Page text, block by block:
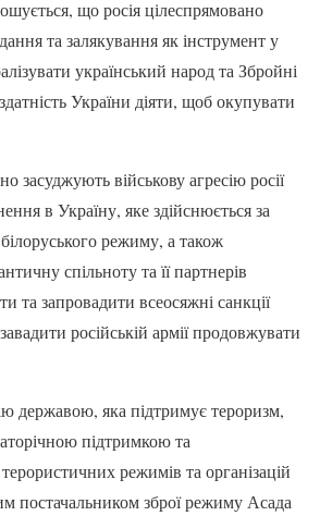
що росія цілеспрямовано
та залякування як інструмент у
український народ та Збройні
України діяти, щоб окупувати
засуджують військову агресію росії
в Україну, яке здійснюється за
режиму, а також
спільноту та її партнерів
та запровадити всеосяжні санкції
російській армії продовжувати
державою, яка підтримує тероризм,
підтримкою та
режимів та організацій
постачальником зброї режиму Асада